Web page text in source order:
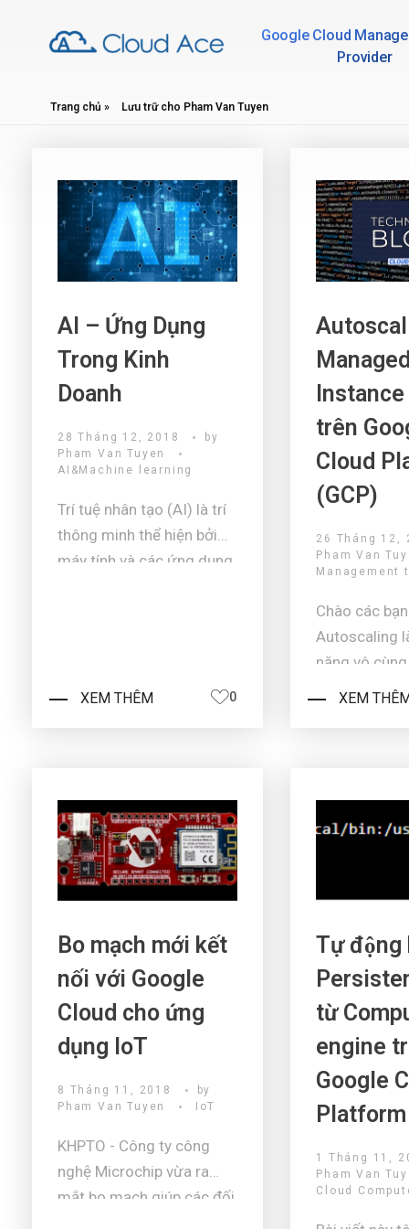
Google Cloud
Provider
Trang chủ » Lưu trữ cho Pham Van Tuyen
AI – Ứng Dụng
Trong Kinh
Doanh
28 Tháng 12, 2018
by
Pham Van Tuyen
AI&Machine learning
Trí tuệ nhân tạo (AI) là trí
thông minh thể hiện bởi
máy tính và các ứng dụng.
hỏi mà không cần phải lập
XEM THÊM 0
Managed
Instance
trên
Cloud
(GCP)
26 Tháng 12,
Pham Van
Management
Chào các
Autoscaling
năng vô
trên public
với lượt truy
XEM THÊM
Bo mạch mới kết
nối với Google
Cloud cho ứng
dụng IoT
8 Tháng 11, 2018
by
Pham Van Tuyen
IoT
KHPTO - Công ty công
nghệ Microchip vừa ra
mắt bo mạch giúp các đối
Tự động
từ
engine
Google
Platform
1 Tháng 11,
Pham Van
Cloud